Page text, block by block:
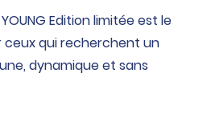
Edition limitée est le
ceux qui recherchent un
dynamique et sans